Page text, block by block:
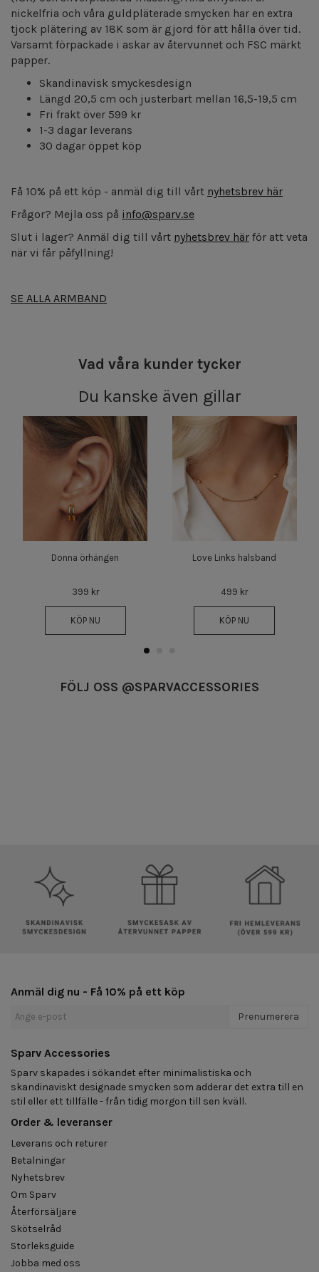
nickelfria och våra guldpläterade smycken har en extra
tjock plätering av 18K som är gjord för att hålla över tid.
Varsamt förpackade i askar av återvunnet och FSC märkt
papper.
Skandinavisk smyckesdesign
Längd 20,5 cm och justerbart mellan 16,5-19,5 cm
Fri frakt över 599 kr
1-3 dagar leverans
30 dagar öppet köp
Få 10% på ett köp - anmäl dig till vårt nyhetsbrev här
Frågor? Mejla oss på info@sparv.se
Slut i lager? Anmäl dig till vårt nyhetsbrev här för att veta
när vi får påfyllning!
SE ALLA ARMBAND
Vad våra kunder tycker
Du kanske även gillar
Donna örhängen
399 kr
KÖP NU
Love Links halsband
499 kr
KÖP NU
FÖLJ OSS @SPARVACCESSORIES
Anmäl dig nu - Få 10% på ett köp
Prenumerera
Sparv Accessories
Sparv skapades i sökandet efter minimalistiska och
skandinaviskt designade smycken som adderar det extra till en
stil eller ett tillfälle - från tidig morgon till sen kväll.
Order & leveranser
Leverans och returer
Betalningar
Nyhetsbrev
Om Sparv
Återförsäljare
Skötselråd
Storleksguide
Jobba med oss